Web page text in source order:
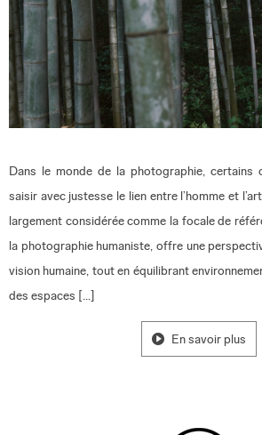
Dans le monde de la photographie,
saisir avec justesse le lien entre l’homme et
largement considérée comme la focale de
la photographie humaniste, offre une
vision humaine, tout en équilibrant
des espaces […]
En savoir plus